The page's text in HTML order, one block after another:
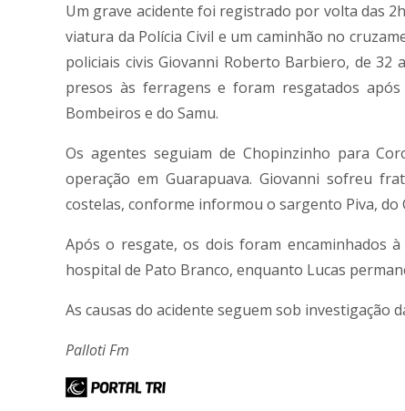
Um grave acidente foi registrado por volta das
viatura da Polícia Civil e um caminhão no
policiais civis Giovanni Roberto Barbiero, de 32
presos às ferragens e foram resgatados
Bombeiros e do Samu.
Os agentes seguiam de Chopinzinho para
operação em Guarapuava. Giovanni sofreu
costelas, conforme informou o sargento Piva,
Após o resgate, os dois foram encaminhados
hospital de Pato Branco, enquanto Lucas
As causas do acidente seguem sob investigação
Palloti Fm